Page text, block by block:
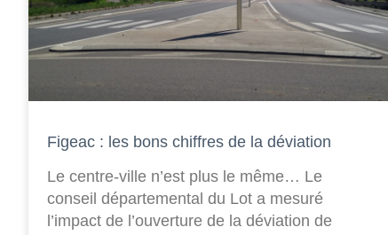
Figeac : les bons chiffres de la déviation
Le centre-ville n’est plus le même… Le
conseil départemental du Lot a mesuré
l’impact de l’ouverture de la déviation de